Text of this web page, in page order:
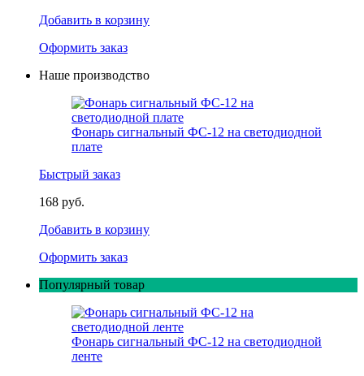
Добавить в корзину
Оформить заказ
Наше производство
Фонарь сигнальный ФС-12 на светодиодной
плате
Быстрый заказ
168 руб.
Добавить в корзину
Оформить заказ
Популярный товар
Фонарь сигнальный ФС-12 на светодиодной
ленте